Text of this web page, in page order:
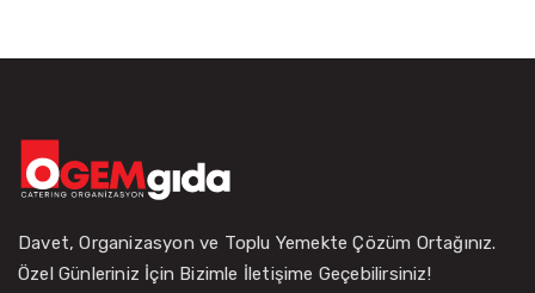
Davet, Organizasyon ve Toplu Yemekte Çözüm Ortağınız.
Özel Günleriniz İçin Bizimle İletişime Geçebilirsiniz!